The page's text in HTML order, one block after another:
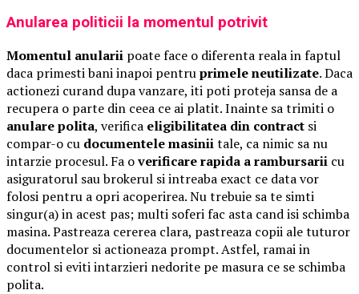
Anularea politicii la momentul potrivit
Momentul anularii poate face o diferenta reala in faptul
daca primesti bani inapoi pentruprimele neutilizate. Daca
actionezi curand dupa vanzare, iti poti proteja sansa de a
recupera o parte din ceea ce ai platit. Inainte sa trimiti o
anulare polita, verifica eligibilitatea din contract si
compar-o cu documentele masiniitale, ca nimic sa nu
intarzie procesul. Fa overificare rapida a rambursarii cu
asiguratorul sau brokerul si intreaba exact ce data vor
folosi pentru a opri acoperirea. Nu trebuie sa te simti
singur(a) in acest pas; multi soferi fac asta cand isi schimba
masina. Pastreaza cererea clara, pastreaza copii ale tuturor
documentelor si actioneaza prompt. Astfel, ramai in
control si eviti intarzieri nedorite pe masura ce se schimba
polita.